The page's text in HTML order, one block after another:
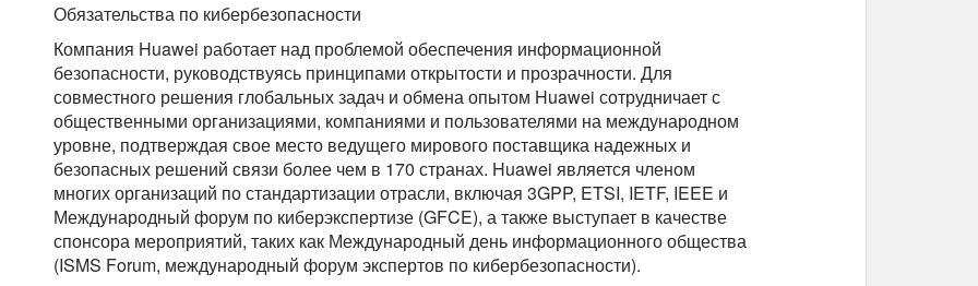
Обязательства по кибербезопасности
Компания Huawei работает над проблемой обеспечения информационной
безопасности, руководствуясь принципами открытости и прозрачности. Для
совместного решения глобальных задач и обмена опытом Huawei сотрудничает с
общественными организациями, компаниями и пользователями на международном
уровне, подтверждая свое место ведущего мирового поставщика надежных и
безопасных решений связи более чем в 170 странах. Huawei является членом
многих организаций по стандартизации отрасли, включая 3GPP, ETSI, IETF, IEEE и
Международный форум по киберэкспертизе (GFCE), а также выступает в качестве
спонсора мероприятий, таких как Международный день информационного общества
(ISMS Forum, международный форум экспертов по кибербезопасности).